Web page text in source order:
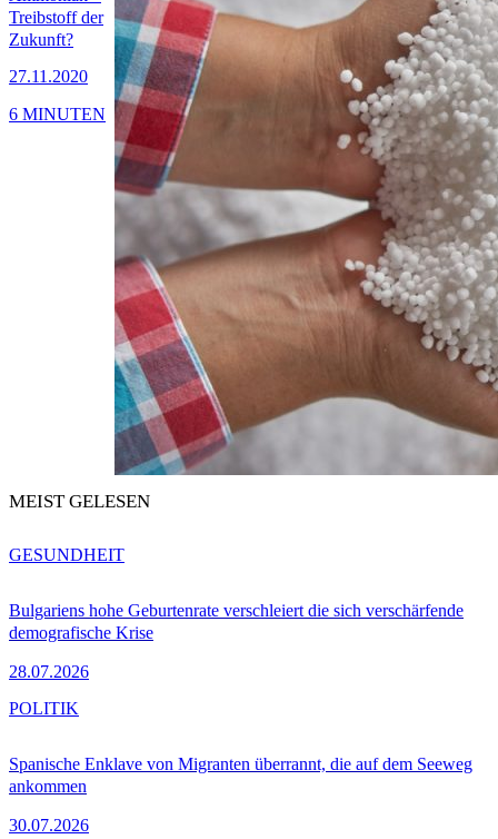
Treibstoff der
Zukunft?
27.11.2020
6 MINUTEN
MEIST GELESEN
Bulgariens hohe Geburtenrate verschleiert die sich verschärfende
demografische Krise
28.07.2026
GESUNDHEIT
Spanische Enklave von Migranten überrannt, die auf dem Seeweg
ankommen
30.07.2026
POLITIK